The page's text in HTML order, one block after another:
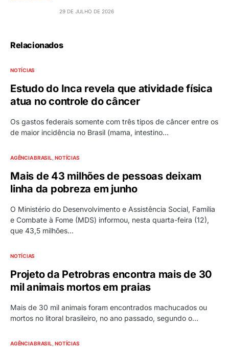
29 DE JULHO DE 2026
Relacionados
NOTÍCIAS
Estudo do Inca revela que atividade física
atua no controle do câncer
Os gastos federais somente com três tipos de câncer entre os
de maior incidência no Brasil (mama, intestino…
AGÊNCIA BRASIL NOTÍCIAS
Mais de 43 milhões de pessoas deixam
linha da pobreza em junho
O Ministério do Desenvolvimento e Assistência Social, Família
e Combate à Fome (MDS) informou, nesta quarta-feira (12),
que 43,5 milhões…
NOTÍCIAS
Projeto da Petrobras encontra mais de 30
mil animais mortos em praias
Mais de 30 mil animais foram encontrados machucados ou
mortos no litoral brasileiro, no ano passado, segundo o…
AGÊNCIA BRASIL NOTÍCIAS